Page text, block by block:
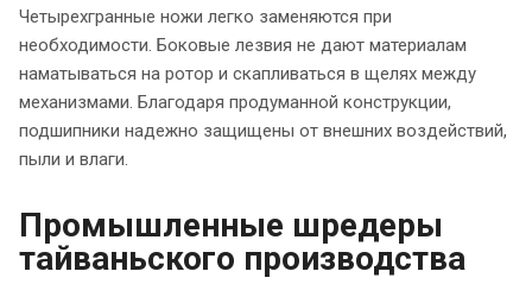
Четырехгранные ножи легко заменяются при
необходимости. Боковые лезвия не дают материалам
наматываться на ротор и скапливаться в щелях между
механизмами. Благодаря продуманной конструкции,
подшипники надежно защищены от внешних воздействий,
пыли и влаги.
Промышленные шредеры
тайваньского производства